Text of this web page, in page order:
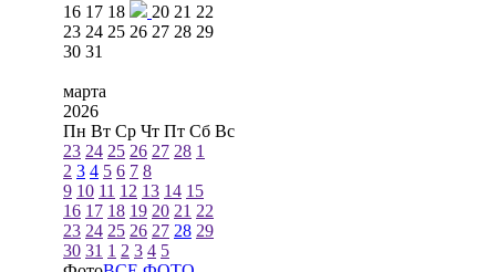
16 17 18 20 21 22
23 24 25 26 27 28 29
30 31
марта
2026
Пн Вт Ср Чт Пт Сб Вс
23 24 25 26 27 28 1
2 3 4 5 6 7 8
9 10 11 12 13 14 15
16 17 18 19 20 21 22
23 24 25 26 27 28 29
30 31 1 2 3 4 5